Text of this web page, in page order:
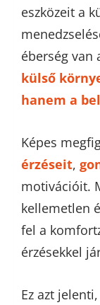
eszközeit a
éberség van
külső
hanem a
Képes
érzéseit,
motivációit.
kellemetlen
fel a
érzésekkel
Ez azt